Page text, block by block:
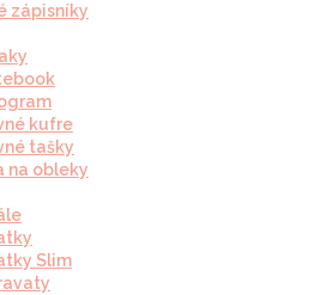
zápisníky
kufre
tašky
na obleky
Slim